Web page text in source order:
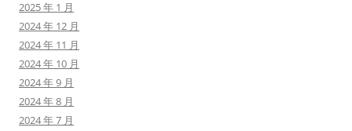
2025 年 1 月
2024 年 12 月
2024 年 11 月
2024 年 10 月
2024 年 9 月
2024 年 8 月
2024 年 7 月